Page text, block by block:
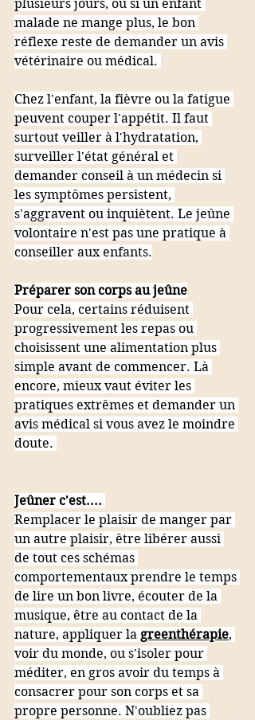
plusieurs jours, ou si un enfant
malade ne mange plus, le bon
réflexe reste de demander un avis
vétérinaire ou médical.
Chez l'enfant, la fièvre ou la fatigue
peuvent couper l'appétit. Il faut
surtout veiller à l'hydratation,
surveiller l'état général et
demander conseil à un médecin si
les symptômes persistent,
s'aggravent ou inquiètent. Le jeûne
volontaire n'est pas une pratique à
conseiller aux enfants.
Préparer son corps au jeûne
Pour cela, certains réduisent
progressivement les repas ou
choisissent une alimentation plus
simple avant de commencer. Là
encore, mieux vaut éviter les
pratiques extrêmes et demander un
avis médical si vous avez le moindre
doute.
Jeûner c'est....
Remplacer le plaisir de manger par
un autre plaisir, être libérer aussi
de tout ces schémas
comportementaux prendre le temps
de lire un bon livre, écouter de la
musique, être au contact de la
nature, appliquer la greenthérapie,
voir du monde, ou s'isoler pour
méditer, en gros avoir du temps à
consacrer pour son corps et sa
propre personne. N'oubliez pas